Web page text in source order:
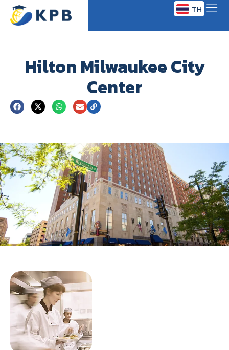
TH
EN
Hilton Milwaukee City
Center